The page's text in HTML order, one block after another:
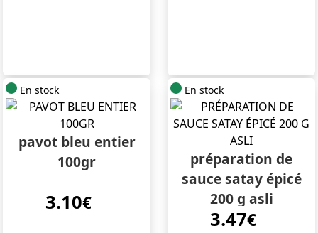
En stock
pavot bleu entier
100gr
3.10€
En stock
préparation de
sauce satay épicé
200 g asli
3.47€